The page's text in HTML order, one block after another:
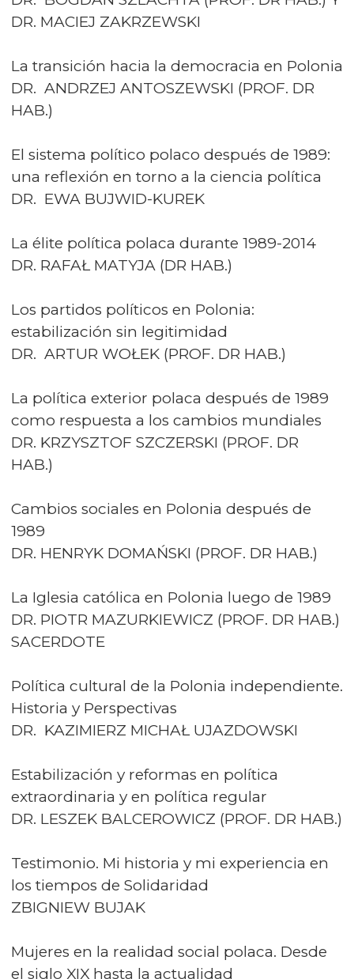
DR. MACIEJ ZAKRZEWSKI
La transición hacia la democracia en Polonia
DR. ANDRZEJ ANTOSZEWSKI (PROF. DR
HAB.)
El sistema político polaco después de 1989:
una reflexión en torno a la ciencia política
DR. EWA BUJWID-KUREK
La élite política polaca durante 1989-2014
DR. RAFAŁ MATYJA (DR HAB.)
Los partidos políticos en Polonia:
estabilización sin legitimidad
DR. ARTUR WOŁEK (PROF. DR HAB.)
La política exterior polaca después de 1989
como respuesta a los cambios mundiales
DR. KRZYSZTOF SZCZERSKI (PROF. DR
HAB.)
Cambios sociales en Polonia después de
1989
DR. HENRYK DOMAŃSKI (PROF. DR HAB.)
La Iglesia católica en Polonia luego de 1989
DR. PIOTR MAZURKIEWICZ (PROF. DR HAB.)
SACERDOTE
Política cultural de la Polonia independiente.
Historia y Perspectivas
DR. KAZIMIERZ MICHAŁ UJAZDOWSKI
Estabilización y reformas en política
extraordinaria y en política regular
DR. LESZEK BALCEROWICZ (PROF. DR HAB.)
Testimonio. Mi historia y mi experiencia en
los tiempos de Solidaridad
ZBIGNIEW BUJAK
Mujeres en la realidad social polaca. Desde
el siglo XIX hasta la actualidad